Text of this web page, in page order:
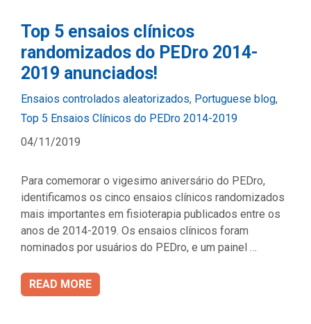
Top 5 ensaios clínicos
randomizados do PEDro 2014-
2019 anunciados!
Categories
Ensaios controlados aleatorizados, Portuguese blog,
Top 5 Ensaios Clínicos do PEDro 2014-2019
04/11/2019
Para comemorar o vigesimo aniversário do PEDro,
identificamos os cinco ensaios clínicos randomizados
mais importantes em fisioterapia publicados entre os
anos de 2014-2019. Os ensaios clínicos foram
nominados por usuários do PEDro, e um painel …
READ MORE